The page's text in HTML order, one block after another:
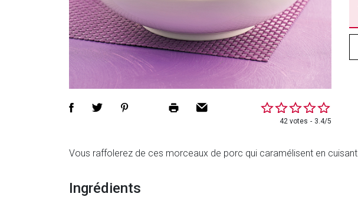
42 votes 3.4/5
Vous raffolerez de ces morceaux de porc qui caramélisent en cuisant.
Ingrédients